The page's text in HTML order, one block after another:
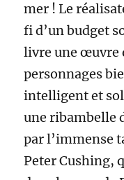
mer ! Le
fi d’un budget
livre une œuvre
personnages
intelligent et
une ribambelle
par l’immense
Peter Cushing,